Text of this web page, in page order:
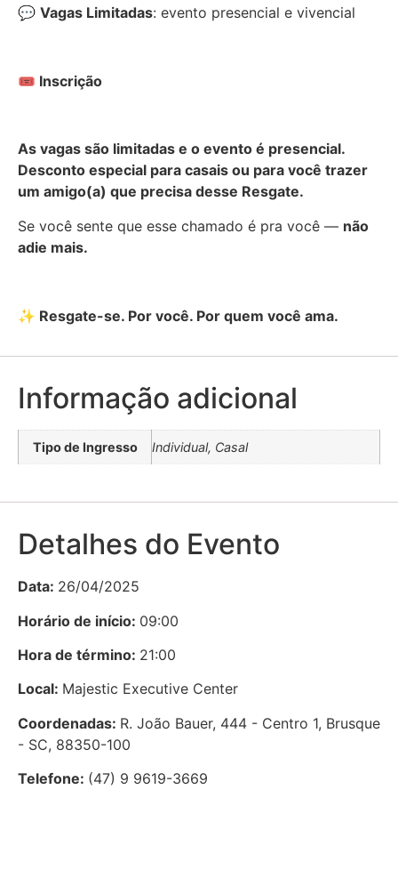
💬 Vagas Limitadas: evento presencial e vivencial
🎟 Inscrição
As vagas são limitadas e o evento é presencial.
Desconto especial para casais ou para você trazer
um amigo(a) que precisa desse Resgate.
Se você sente que esse chamado é pra você — não
adie mais.
✨ Resgate-se. Por você. Por quem você ama.
Informação adicional
Tipo de Ingresso Individual, Casal
Detalhes do Evento
Data: 26/04/2025
Horário de início: 09:00
Hora de término: 21:00
Local: Majestic Executive Center
Coordenadas: R. João Bauer, 444 - Centro 1, Brusque
- SC, 88350-100
Telefone: (47) 9 9619-3669